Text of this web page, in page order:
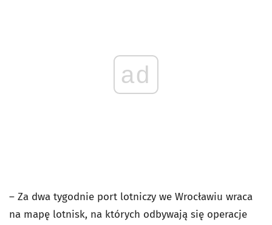
ad
– Za dwa tygodnie port lotniczy we Wrocławiu wraca
na mapę lotnisk, na których odbywają się operacje